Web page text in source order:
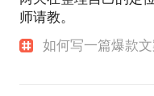
【我的话题可以帮你
一、如何写一篇爆款
师请教。
如何写一篇爆款